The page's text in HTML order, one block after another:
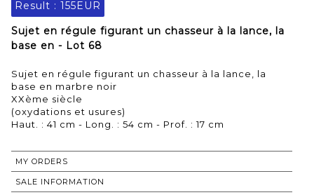
Result : 155EUR
Sujet en régule figurant un chasseur à la lance, la
base en - Lot 68
Sujet en régule figurant un chasseur à la lance, la
base en marbre noir
XXème siècle
(oxydations et usures)
Haut. : 41 cm - Long. : 54 cm - Prof. : 17 cm
MY ORDERS
SALE INFORMATION